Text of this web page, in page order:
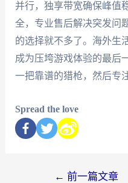
并行，独享带宽确保峰值
全，专业售后解决突发问
的选择就不多了。海外生
成为压垮游戏体验的最后
一把靠谱的猎枪，然后专
Spread the love
← 前一篇文章